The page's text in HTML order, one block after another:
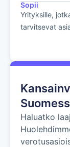
Sopii
Yrityksille,
tarvitsevat
Haluatko